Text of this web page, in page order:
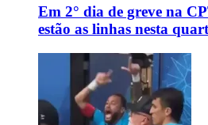
Em 2° dia de greve na
estão as linhas nesta